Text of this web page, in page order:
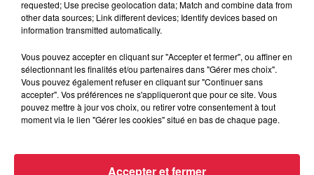
6 août 2026
Tags antisémites à Strasbourg :
6 août 2026
Au zoo de Mulhouse : rencontre
requested; Use precise geolocation data; Match and combine data from
other data sources; Link different devices; Identify devices based on
information transmitted automatically.
Vous pouvez accepter en cliquant sur "Accepter et fermer", ou affiner en
sélectionnant les finalités et/ou partenaires dans "Gérer mes choix".
Vous pouvez également refuser en cliquant sur "Continuer sans
accepter". Vos préférences ne s'appliqueront que pour ce site. Vous
pouvez mettre à jour vos choix, ou retirer votre consentement à tout
moment via le lien "Gérer les cookies" situé en bas de chaque page.
Accepter et fermer